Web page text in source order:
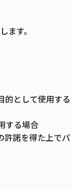
ます。
的として使用する
する場合
許諾を得た上でパ